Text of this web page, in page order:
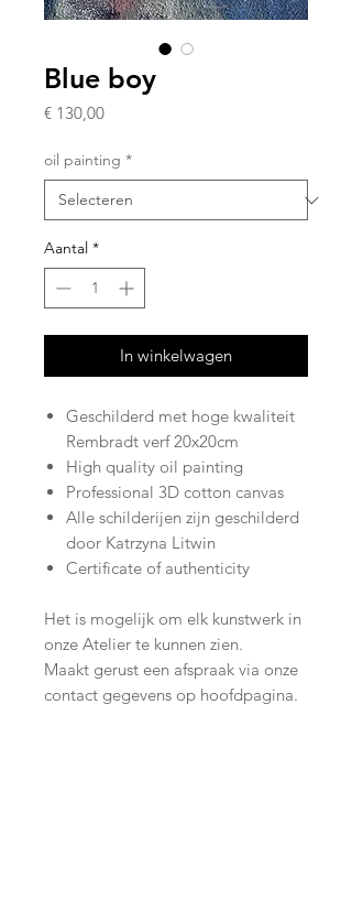
Blue boy
€ 130,00Prijs
oil painting *
Aantal *
In winkelwagen
Geschilderd met hoge kwaliteit
Rembradt verf 20x20cm
High quality oil painting
Professional 3D cotton canvas
Alle schilderijen zijn geschilderd
door Katrzyna Litwin
Certificate of authenticity
Het is mogelijk om elk kunstwerk in
onze Atelier te kunnen zien.
Maakt gerust een afspraak via onze
contact gegevens op hoofdpagina.